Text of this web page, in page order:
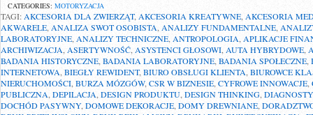
CATEGORIES: MOTORYZACJA
TAGI: AKCESORIA DLA ZWIERZĄT, AKCESORIA KREATYWNE AKCESORIA
AKWARELE ANALIZA SWOT OSOBISTA ANALIZY FUNDAMENTALNE
LABORATORYJNE ANALIZY TECHNICZNE ANTROPOLOGIA APLIKACJE
ARCHIWIZACJA, ASERTYWNOŚĆ ASYSTENCI GŁOSOWI, AUTA HYBRYDOWE
BADANIA HISTORYCZNE BADANIA LABORATORYJNE BADANIA SPOŁECZNE
INTERNETOWA BIEGŁY REWIDENT, BIURO OBSŁUGI KLIENTA BIUROWCE
NIERUCHOMOŚCI BURZA MÓZGÓW, CSR W BIZNESIE, CYFROWE INNOWACJE
PUBLICZNA, DEPILACJA DESIGN PRODUKTU DESIGN THINKING,
DOCHÓD PASYWNY, DOMOWE DEKORACJE DOMY DREWNIANE